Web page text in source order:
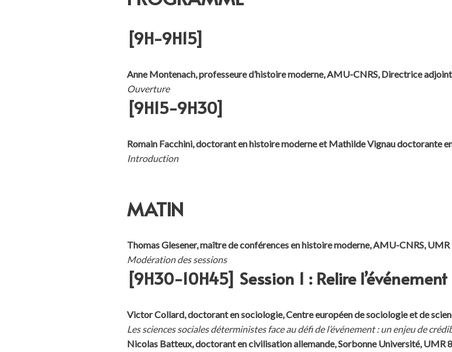
[9H-9H15]
Anne Montenach, professeure d’histoire moderne, AMU-CNRS, Directrice
Ouverture
[9H15-9H30]
Romain Facchini, doctorant en histoire moderne et Mathilde Vignau doctorante
Introduction
MATIN
Thomas Glesener, maître de conférences en histoire moderne, AMU-CNRS,
Modération des sessions
[9H30-10H45] Session 1 : Relire l’événement
Victor Collard, doctorant en sociologie, Centre européen de sociologie et de
Les sciences sociales déterministes face au défi de l’événement : un enjeu de
Nicolas Batteux, doctorant en civilisation allemande, Sorbonne Université, UMR